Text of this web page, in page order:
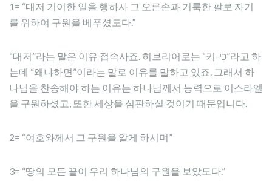
1= “대저 기이한 일을 행하사 그 오른손과 거룩한 팔로 자기
를 위하여 구원을 베푸셨도다.”
“대저”라는 말은 이유 접속사죠. 히브리어로는 “키-כִּי”라고 하
는데 “왜냐하면”이라는 말로 이유를 말하고 있죠. 그래서 하
나님을 찬송해야 하는 이유는 하나님께서 능력으로 이스라엘
을 구원하셨고, 또한 세상을 심판하실 것이기 때문입니다.
2= “여호와께서 그 구원을 알게 하시며”
3= “땅의 모든 끝이 우리 하나님의 구원을 보았도다.”